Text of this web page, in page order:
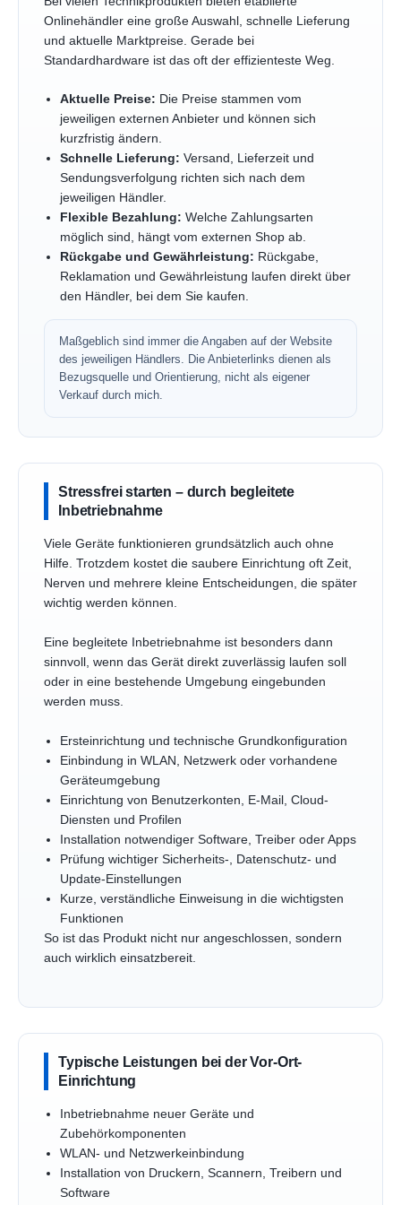
Onlinehändler eine große Auswahl, schnelle Lieferung
und aktuelle Marktpreise. Gerade bei
Standardhardware ist das oft der effizienteste Weg.
Aktuelle Preise: Die Preise stammen vom
jeweiligen externen Anbieter und können sich
kurzfristig ändern.
Schnelle Lieferung: Versand, Lieferzeit und
Sendungsverfolgung richten sich nach dem
jeweiligen Händler.
Flexible Bezahlung: Welche Zahlungsarten
möglich sind, hängt vom externen Shop ab.
Rückgabe und Gewährleistung: Rückgabe,
Reklamation und Gewährleistung laufen direkt über
den Händler, bei dem Sie kaufen.
Maßgeblich sind immer die Angaben auf der Website
des jeweiligen Händlers. Die Anbieterlinks dienen als
Bezugsquelle und Orientierung, nicht als eigener
Verkauf durch mich.
Stressfrei starten – durch begleitete
Inbetriebnahme
Viele Geräte funktionieren grundsätzlich auch ohne
Hilfe. Trotzdem kostet die saubere Einrichtung oft Zeit,
Nerven und mehrere kleine Entscheidungen, die später
wichtig werden können.
Eine begleitete Inbetriebnahme ist besonders dann
sinnvoll, wenn das Gerät direkt zuverlässig laufen soll
oder in eine bestehende Umgebung eingebunden
werden muss.
Ersteinrichtung und technische Grundkonfiguration
Einbindung in WLAN, Netzwerk oder vorhandene
Geräteumgebung
Einrichtung von Benutzerkonten, E-Mail, Cloud-
Diensten und Profilen
Installation notwendiger Software, Treiber oder Apps
Prüfung wichtiger Sicherheits-, Datenschutz- und
Update-Einstellungen
Kurze, verständliche Einweisung in die wichtigsten
Funktionen
So ist das Produkt nicht nur angeschlossen, sondern
auch wirklich einsatzbereit.
Typische Leistungen bei der Vor-Ort-
Einrichtung
Inbetriebnahme neuer Geräte und
Zubehörkomponenten
WLAN- und Netzwerkeinbindung
Installation von Druckern, Scannern, Treibern und
Software